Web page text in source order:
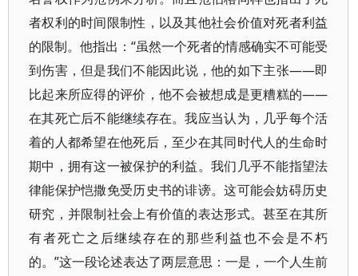
者权利的时间限制性，以及其他社会价值对死者利益
的限制。他指出：“虽然一个死者的情感确实不可能受
到伤害，但是我们不能因此说，他的如下主张——即
比起来所应得的评价，他不会被想成是更糟糕的——
在其死亡后不能继续存在。我应当认为，几乎每个活
着的人都希望在他死后，至少在其同时代人的生命时
期中，拥有这一被保护的利益。我们几乎不能指望法
律能保护恺撒免受历史书的诽谤。这可能会妨碍历史
研究，并限制社会上有价值的表达形式。甚至在其所
有者死亡之后继续存在的那些利益也不会是不朽
的。”这一段论述表达了两层意思：一是，一个人生前